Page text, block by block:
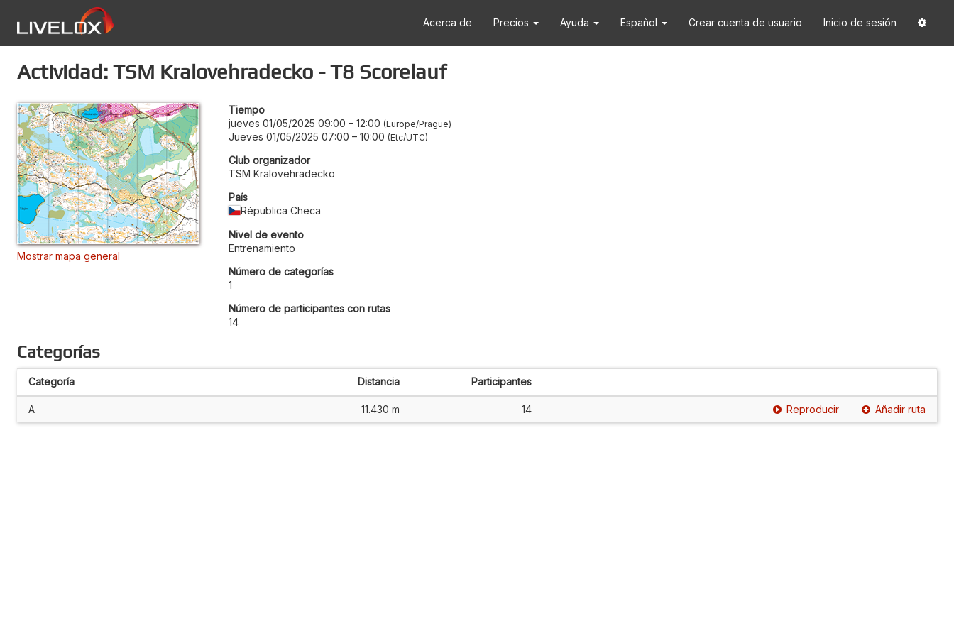
Acerca de Precios Ayuda Español Crear cuenta de usuario Inicio de sesión
Actividad: TSM Kralovehradecko - T8 Scorelauf
Mostrar mapa general
Tiempo
jueves 01/05/2025 09:00 – 12:00 Europe/Prague
Jueves 01/05/2025 07:00 – 10:00 Etc/UTC
Club organizador
TSM Kralovehradecko
País
Républica Checa
Nivel de evento
Entrenamiento
Número de categorías
1
Número de participantes con rutas
14
Categorías
Categoría Distancia Participantes
A 11.430 m 14 Reproducir Añadir ruta